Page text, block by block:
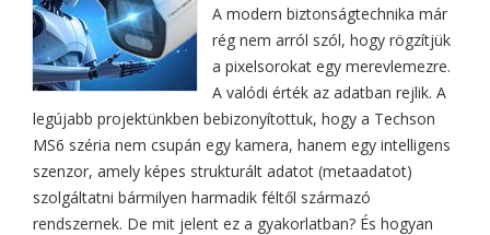
A modern biztonságtechnika már
rég nem arról szól, hogy rögzítjük
a pixelsorokat egy merevlemezre.
A valódi érték az adatban rejlik. A
legújabb projektünkben bebizonyítottuk, hogy a Techson
MS6 széria nem csupán egy kamera, hanem egy intelligens
szenzor, amely képes strukturált adatot (metaadatot)
szolgáltatni bármilyen harmadik féltől származó
rendszernek. De mit jelent ez a gyakorlatban? És hogyan